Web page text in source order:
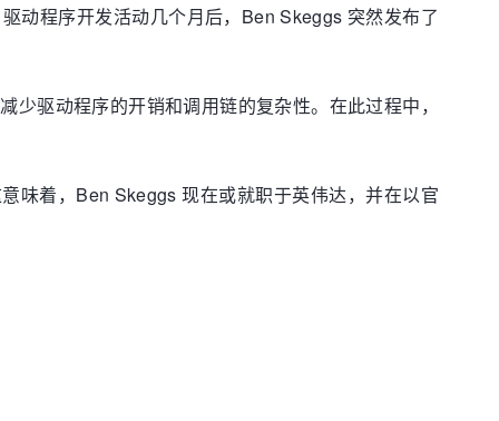
动程序开发活动几个月后，Ben Skeggs 突然发布了
驱动程序的开销和调用链的复杂性。在此过程中，
味着，Ben Skeggs 现在或就职于英伟达，并在以官